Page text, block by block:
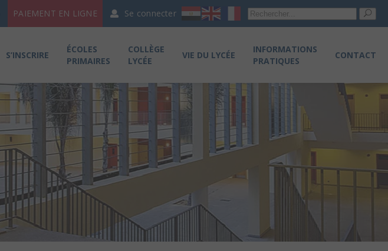
PAIEMENT EN LIGNE Se connecter
S’INSCRIRE
ÉCOLES
PRIMAIRES
COLLÈGE
LYCÉE
VIE DU LYCÉE
INFORMATIONS
PRATIQUES
CONTACT